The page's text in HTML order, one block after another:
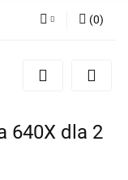
(0)
640X dla 2